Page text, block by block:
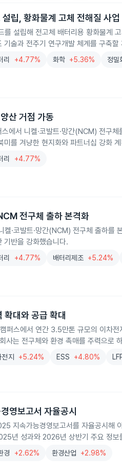
립, 황화물계 고체 전해질 사업
를 설립해 전고체 배터리용 황화물계
기술과 전주기 연구개발 체계를 구축할
리 +4.77% 화학 +5.36% 정밀
산 거점 가동
에서 니켈·코발트·망간(NCM) 전구
를 겨냥한 현지화와 파트너십 강화
리 +4.77%
전구체 출하 본격화
켈·코발트·망간(NCM) 전구체 출하를
기반을 강화했습니다.
리 +4.77% 배터리제조 +5.24%
확대와 공급 확대
퍼스에서 연간 3.5만톤 규모의 이차
사는 전구체와 환경 촉매를 주력으로
지 +5.24% ESS +4.80%
영보고서 자율공시
지속가능경영보고서를 자율공시
년 성과와 2026년 상반기 주요 정보
경 +2.62% 환경산업 +2.98%